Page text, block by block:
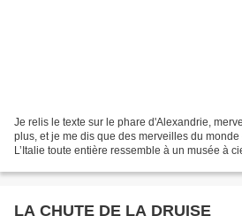
Je relis le texte sur le phare d'Alexandrie,
plus, et je me dis que des merveilles du monde
L’Italie toute entière ressemble à un musée à
LA CHUTE DE LA DRUISE